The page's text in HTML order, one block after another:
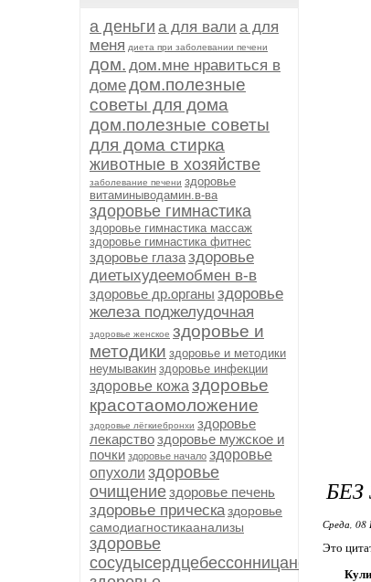
а деньги а для вали а для
меня диета при заболевании печени
дом. дом.мне нравиться в
домедом.полезные
советы для дома
дом.полезные советы
для дома стирка
животные в хозяйстве
заболевание печени здоровье
витаминыводамин.в-ва
здоровье гимнастика
здоровье гимнастика массаж
здоровье гимнастика фитнес
здоровье глазаздоровье
диетыхудеемобмен в-в
здоровье др.органы здоровье
железа поджелудочная
здоровье женское здоровье и
методики здоровье и методики
неумывакин здоровье инфекции
здоровье кожа здоровье
красотаомоложение
здоровье лёгкиебронхи здоровье
лекарствоздоровье мужское и
почки здоровье начало здоровье
опухоли здоровье
очищениездоровье печень
здоровье прическаздоровье
самодиагностикаанализы
здоровье
Среда, 08
Это